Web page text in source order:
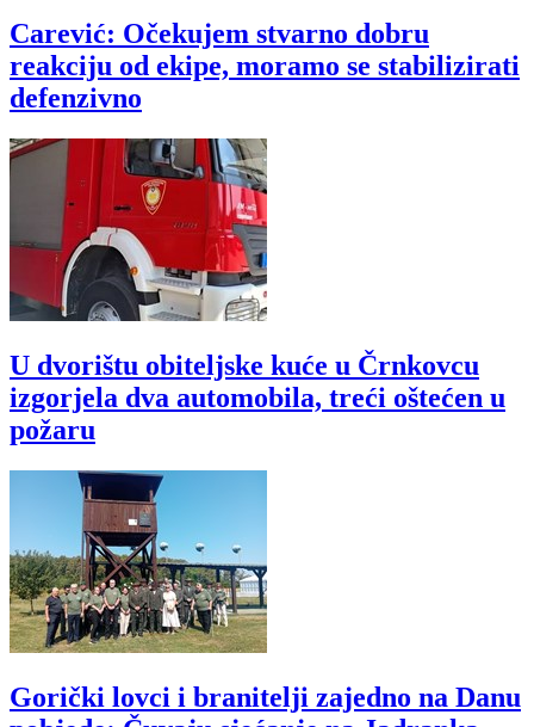
Carević: Očekujem stvarno dobru
reakciju od ekipe, moramo se stabilizirati
defenzivno
U dvorištu obiteljske kuće u Črnkovcu
izgorjela dva automobila, treći oštećen u
požaru
Gorički lovci i branitelji zajedno na Danu